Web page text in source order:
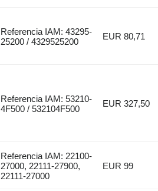
Referencia IAM: 43295-
25200 / 4329525200
EUR 80,71
Referencia IAM: 53210-
4F500 / 532104F500
EUR 327,50
Referencia IAM: 22100-
27000, 22111-27900,
22111-27000
EUR 99